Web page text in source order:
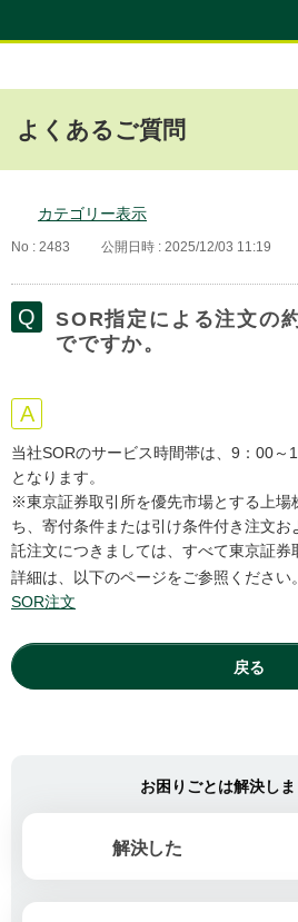
よくあるご質問
カテゴリー表示
No : 2483 公開日時 : 2025/12/03 11:19
SOR指定による注文の
でですか。
当社SORのサービス時間帯は、9：00
となります。
※東京証券取引所を優先市場とする上場
ち、寄付条件または引け条件付き注文
託注文につきましては、すべて東京証券
詳細は、以下のページをご参照ください。
SOR注文
戻る
お困りごとは解決しま
解決した